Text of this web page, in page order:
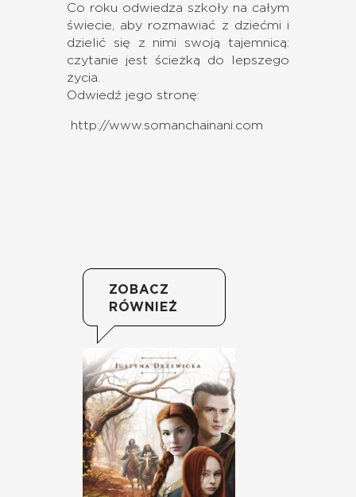
Co roku odwiedza szkoły na całym
świecie, aby rozmawiać z dziećmi i
dzielić się z nimi swoją tajemnicą:
czytanie jest ścieżką do lepszego
życia.
Odwiedź jego stronę:
http://www.somanchainani.com
ZOBACZ
RÓWNIEŻ